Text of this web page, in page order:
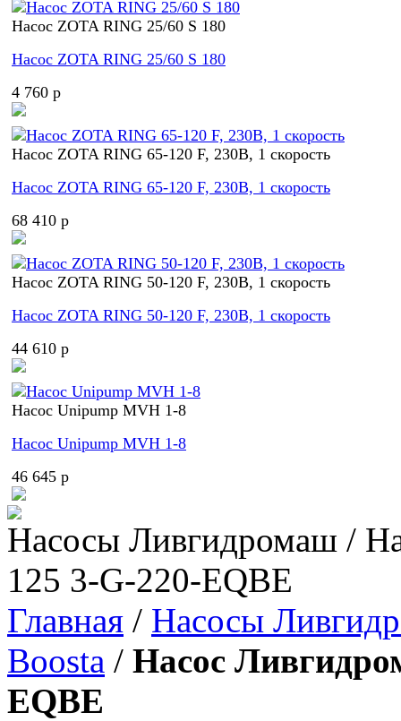
Насос ZOTA RING 25/60 S 180
Насос ZOTA RING 25/60 S 180
4 760 p
Насос ZOTA RING 65-120 F, 230В, 1 скорость
Насос ZOTA RING 65-120 F, 230В, 1 скорость
68 410 p
Насос ZOTA RING 50-120 F, 230В, 1 скорость
Насос ZOTA RING 50-120 F, 230В, 1 скорость
44 610 p
Насос Unipump MVH 1-8
Насос Unipump MVH 1-8
46 645 p
Насосы Ливгидромаш /
125 3-G-220-EQBE
Главная / Насосы
Boosta / Насос
EQBE